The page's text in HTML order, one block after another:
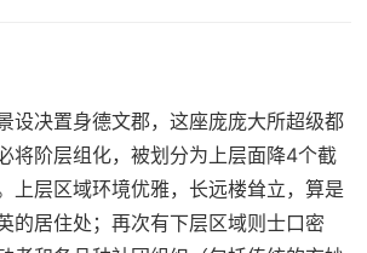
设决置身德文郡，这座庞庞大所超级都
将阶层组化，被划分为上层面降4个截
上层区域环境优雅，长远楼耸立，算是
的居住处；再次有下层区域则士口密